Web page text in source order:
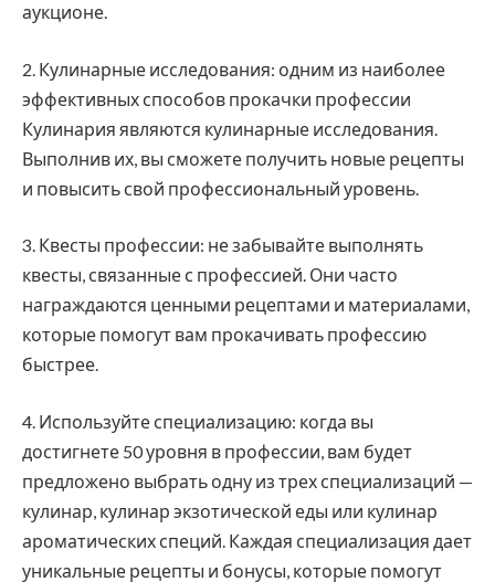
аукционе.
2. Кулинарные исследования: одним из наиболее
эффективных способов прокачки профессии
Кулинария являются кулинарные исследования.
Выполнив их, вы сможете получить новые рецепты
и повысить свой профессиональный уровень.
3. Квесты профессии: не забывайте выполнять
квесты, связанные с профессией. Они часто
награждаются ценными рецептами и материалами,
которые помогут вам прокачивать профессию
быстрее.
4. Используйте специализацию: когда вы
достигнете 50 уровня в профессии, вам будет
предложено выбрать одну из трех специализаций —
кулинар, кулинар экзотической еды или кулинар
ароматических специй. Каждая специализация дает
уникальные рецепты и бонусы, которые помогут